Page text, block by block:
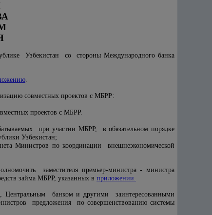
Узбекистан со стороны Международного банка
.
совместных проектов с МБРР:
проектов с МБРР.
при участии МБРР, в обязательном порядке
Узбекистан;
Министров по координации внешнеэкономической
заместителя премьер-министра - министра
займа МБРР, указанных в приложении.
банком и другими заинтересованными
предложения по совершенствованию системы